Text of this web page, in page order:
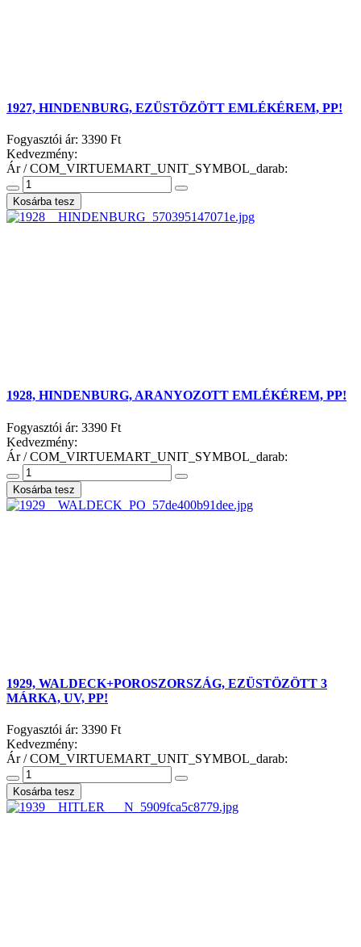
1927, HINDENBURG, EZÜSTÖZÖTT EMLÉKÉREM, PP!
Fogyasztói ár: 3390 Ft
Kedvezmény:
Ár / COM_VIRTUEMART_UNIT_SYMBOL_darab:
1928, HINDENBURG, ARANYOZOTT EMLÉKÉREM, PP!
Fogyasztói ár: 3390 Ft
Kedvezmény:
Ár / COM_VIRTUEMART_UNIT_SYMBOL_darab:
1929, WALDECK+POROSZORSZÁG, EZÜSTÖZÖTT 3
MÁRKA, UV, PP!
Fogyasztói ár: 3390 Ft
Kedvezmény:
Ár / COM_VIRTUEMART_UNIT_SYMBOL_darab: